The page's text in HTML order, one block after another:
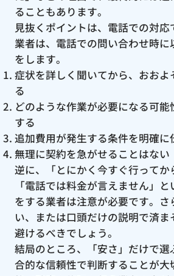
ることもあります。
見抜くポイントは、電話での対応
業者は、電話での問い合わせ時
をします。
症状を詳しく聞いてから、おおよ
る
どのような作業が必要になる可
する
追加費用が発生する条件を明確に
無理に契約を急がせることはない
逆に、「とにかく今すぐ行ってか
「電話では料金が言えません」
をする業者は注意が必要です。さ
い、または口頭だけの説明で済
避けるべきでしょう。
結局のところ、「安さ」だけで選
合的な信頼性で判断することが大